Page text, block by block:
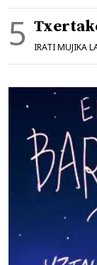
IRATI MUJIKA